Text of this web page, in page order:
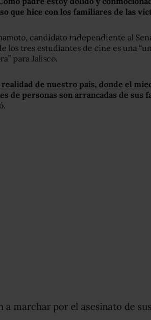
que hice con los familiares de las
candidato independiente al
los tres estudiantes de cine es una
para Jalisco.
realidad de nuestro país, donde el
de personas son arrancadas de sus
a marchar por el asesinato de